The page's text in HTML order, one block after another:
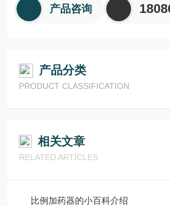
产品咨询
产品分类
PRODUCT CLASSIFICATION
相关文章
RELATED ARTICLES
比例加药器的小百科介绍